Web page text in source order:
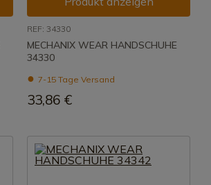
REF: 34330
MECHANIX WEAR HANDSCHUHE
34330
7-15 Tage Versand
33,86 €